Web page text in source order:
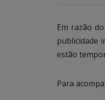
Em razão
publicidade
estão
Para